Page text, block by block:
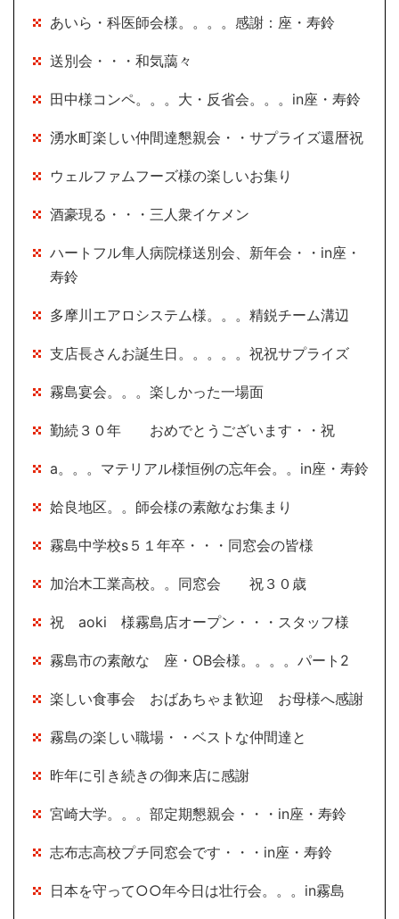
あいら・科医師会様。。。。感謝：座・寿鈴
送別会・・・和気藹々
田中様コンペ。。。大・反省会。。。in座・寿鈴
湧水町楽しい仲間達懇親会・・サプライズ還暦祝
ウェルファムフーズ様の楽しいお集り
酒豪現る・・・三人衆イケメン
ハートフル隼人病院様送別会、新年会・・in座・
寿鈴
多摩川エアロシステム様。。。精鋭チーム溝辺
支店長さんお誕生日。。。。。祝祝サプライズ
霧島宴会。。。楽しかった一場面
勤続３０年 おめでとうございます・・祝
a。。。マテリアル様恒例の忘年会。。in座・寿鈴
姶良地区。。師会様の素敵なお集まり
霧島中学校s５１年卒・・・同窓会の皆様
加治木工業高校。。同窓会 祝３０歳
祝 aoki 様霧島店オープン・・・スタッフ様
霧島市の素敵な 座・OB会様。。。。パート2
楽しい食事会 おばあちゃま歓迎 お母様へ感謝
霧島の楽しい職場・・ベストな仲間達と
昨年に引き続きの御来店に感謝
宮崎大学。。。部定期懇親会・・・in座・寿鈴
志布志高校プチ同窓会です・・・in座・寿鈴
日本を守って○○年今日は壮行会。。。in霧島